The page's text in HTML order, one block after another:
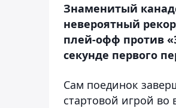
Знаменитый
невероятный
плей-офф против
секунде первого
Сам поединок
стартовой игрой во